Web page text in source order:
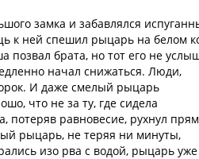
замка и забавлялся
к ней спешил рыцарь на белом
позвал брата, но тот его не
начал снижаться. Люди,
И даже смелый рыцарь
что не за ту, где сидела
потеряв равновесие, рухнул
рыцарь, не теряя ни минуты,
изо рва с водой, рыцарь уже